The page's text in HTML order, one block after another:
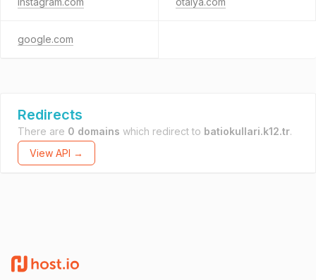
google.com
Redirects
There are 0 domains which redirect to batiokullari.k12.tr.
View API →